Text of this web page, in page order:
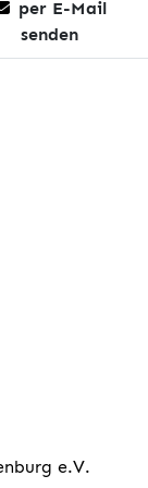
per E-Mail
senden
e.V.